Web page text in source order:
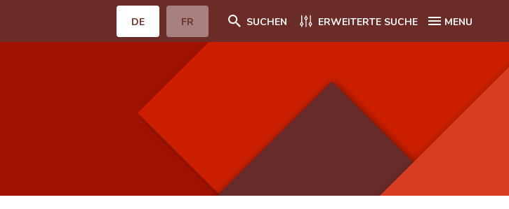
DE FR SUCHEN ERWEITERTE SUCHE MENU